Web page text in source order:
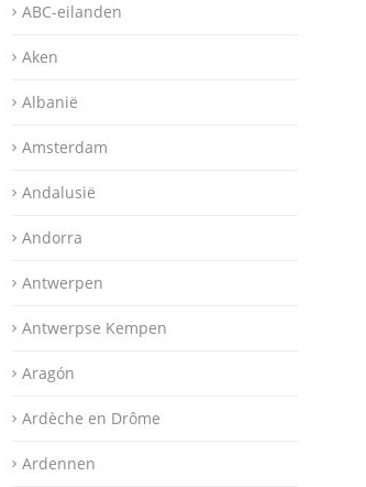
ABC-eilanden
Aken
Albanië
Amsterdam
Andalusië
Andorra
Antwerpen
Antwerpse Kempen
Aragón
Ardèche en Drôme
Ardennen